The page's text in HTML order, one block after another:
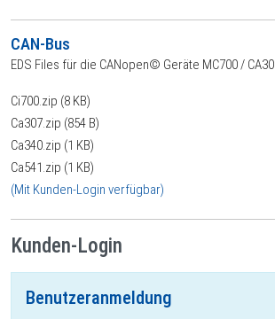
CAN-Bus
EDS Files für die CANopen© Geräte MC700 /
Ci700.zip (8 KB)
Ca307.zip (854 B)
Ca340.zip (1 KB)
Ca541.zip (1 KB)
(Mit Kunden-Login verfügbar)
Kunden-Login
Benutzeranmeldung